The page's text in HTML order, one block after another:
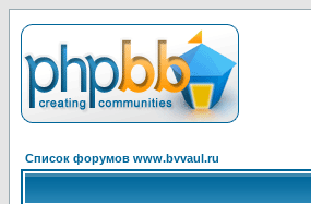
Список форумов www.bvvaul.ru